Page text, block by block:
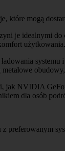
które mogą
je idealnymi
użytkowania.
NVIDIA
dla osób